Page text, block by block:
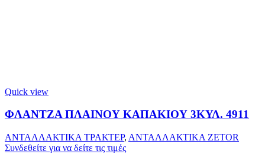
Quick view
ΦΛΑΝΤΖΑ ΠΛΑΙΝΟΥ ΚΑΠΑΚΙΟΥ 3ΚΥΛ. 4911
ΑΝΤΑΛΛΑΚΤΙΚΑ ΤΡΑΚΤΕΡ, ΑΝΤΑΛΛΑΚΤΙΚΑ ZETOR
Συνδεθείτε για να δείτε τις τιμές